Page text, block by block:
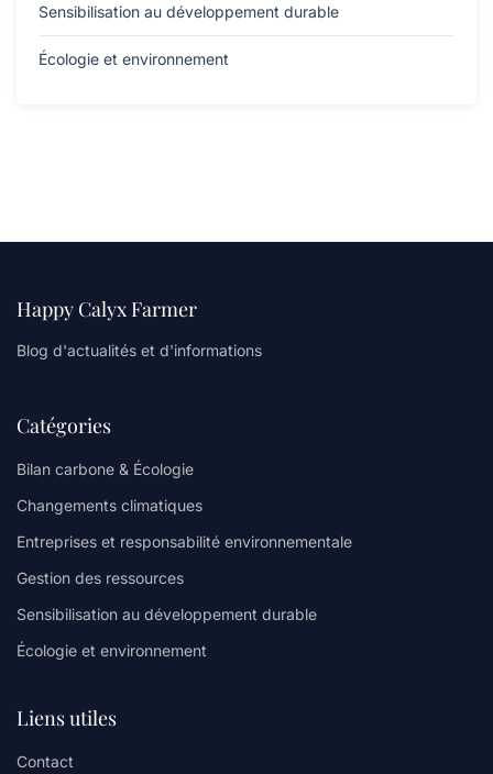
Sensibilisation au développement durable
Écologie et environnement
Happy Calyx Farmer
Blog d'actualités et d'informations
Catégories
Bilan carbone & Écologie
Changements climatiques
Entreprises et responsabilité environnementale
Gestion des ressources
Sensibilisation au développement durable
Écologie et environnement
Liens utiles
Contact